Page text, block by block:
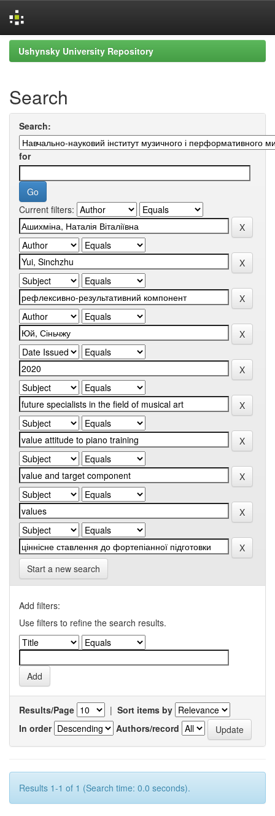
Skip
navigation
Ushynsky University Repository
Search
Search:
for
Current filters:
Start a new search
Add filters:
Use filters to refine the search results.
Results/Page | Sort items by
In order
Authors/record
Results 1-1 of 1 (Search time: 0.0 seconds).